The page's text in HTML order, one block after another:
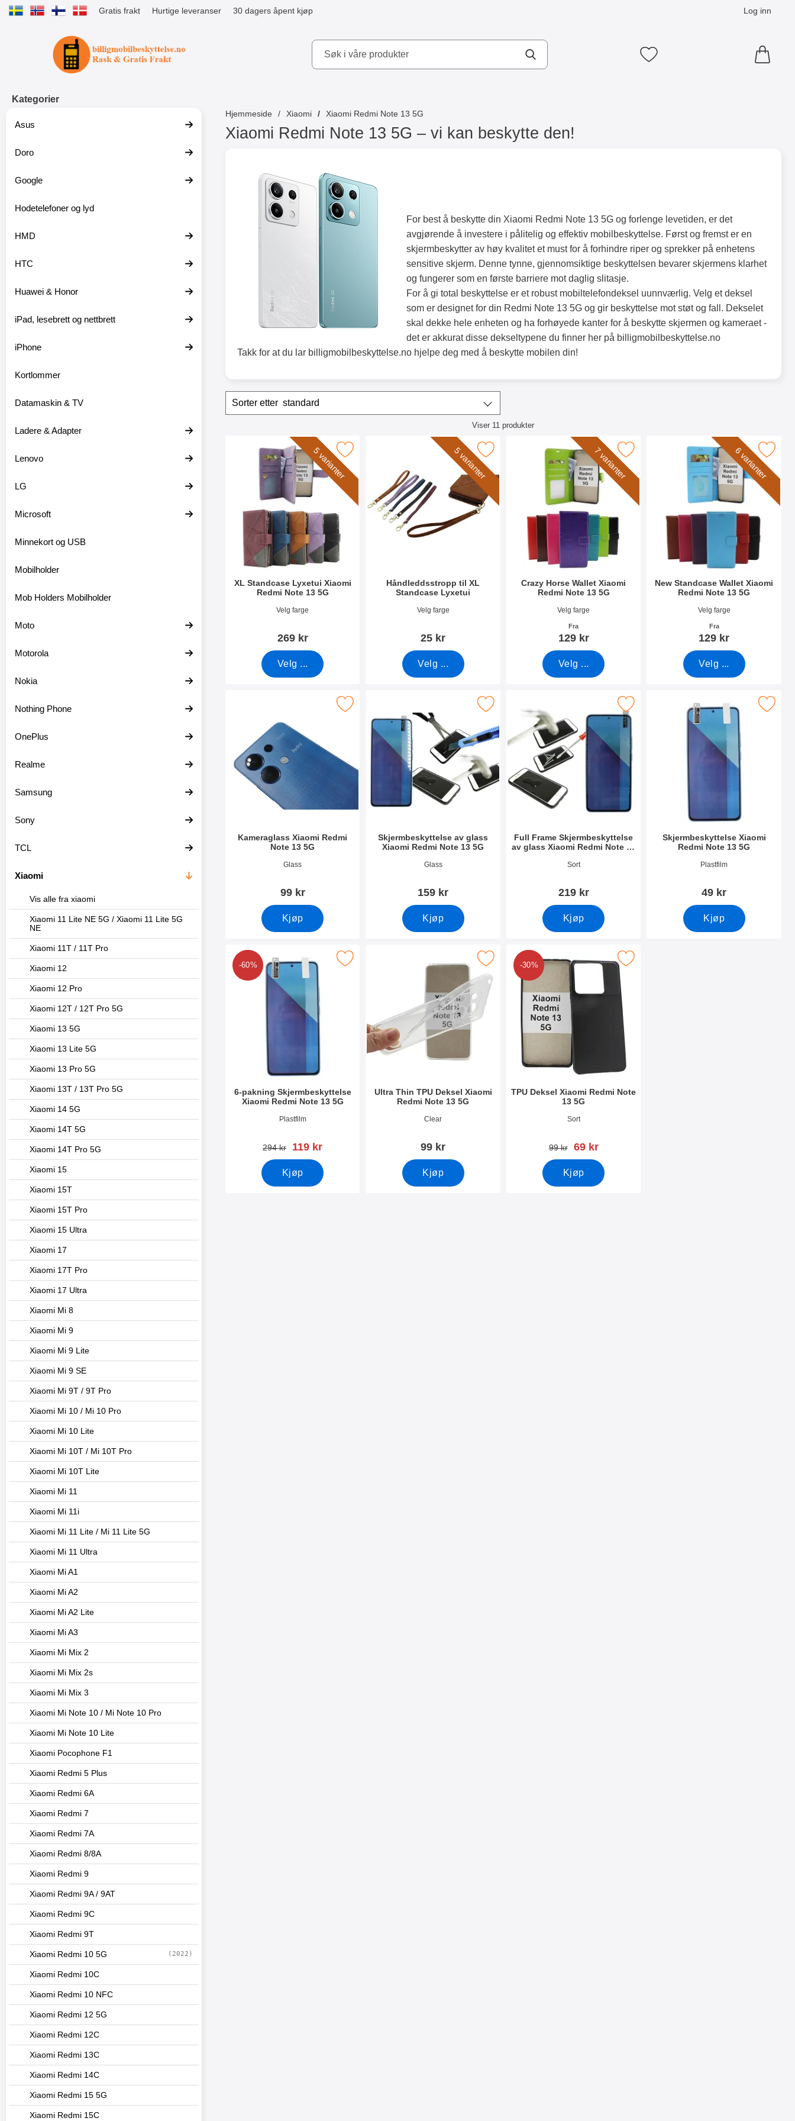
Gratis frakt Hurtige leveranser 30 dagers åpent kjøp Log inn
Startsiden for Tibro Billiga Mobilskydd AB Mine favoritter
Kategorier
Asus
Doro
Google
Hodetelefoner og lyd
HMD
HTC
Huawei & Honor
iPad, lesebrett og nettbrett
iPhone
Kortlommer
Datamaskin & TV
Ladere & Adapter
Lenovo
LG
Microsoft
Minnekort og USB
Mobilholder
Mob Holders Mobilholder
Moto
Motorola
Nokia
Nothing Phone
OnePlus
Realme
Samsung
Sony
TCL
Xiaomi
Vis alle fra xiaomi
Xiaomi 11 Lite NE 5G / Xiaomi 11 Lite 5G
NE
Xiaomi 11T / 11T Pro
Xiaomi 12
Xiaomi 12 Pro
Xiaomi 12T / 12T Pro 5G
Xiaomi 13 5G
Xiaomi 13 Lite 5G
Xiaomi 13 Pro 5G
Xiaomi 13T / 13T Pro 5G
Xiaomi 14 5G
Xiaomi 14T 5G
Xiaomi 14T Pro 5G
Xiaomi 15
Xiaomi 15T
Xiaomi 15T Pro
Xiaomi 15 Ultra
Xiaomi 17
Xiaomi 17T Pro
Xiaomi 17 Ultra
Xiaomi Mi 8
Xiaomi Mi 9
Xiaomi Mi 9 Lite
Xiaomi Mi 9 SE
Xiaomi Mi 9T / 9T Pro
Xiaomi Mi 10 / Mi 10 Pro
Xiaomi Mi 10 Lite
Xiaomi Mi 10T / Mi 10T Pro
Xiaomi Mi 10T Lite
Xiaomi Mi 11
Xiaomi Mi 11i
Xiaomi Mi 11 Lite / Mi 11 Lite 5G
Xiaomi Mi 11 Ultra
Xiaomi Mi A1
Xiaomi Mi A2
Xiaomi Mi A2 Lite
Xiaomi Mi A3
Xiaomi Mi Mix 2
Xiaomi Mi Mix 2s
Xiaomi Mi Mix 3
Xiaomi Mi Note 10 / Mi Note 10 Pro
Xiaomi Mi Note 10 Lite
Xiaomi Pocophone F1
Xiaomi Redmi 5 Plus
Xiaomi Redmi 6A
Xiaomi Redmi 7
Xiaomi Redmi 7A
Xiaomi Redmi 8/8A
Xiaomi Redmi 9
Xiaomi Redmi 9A / 9AT
Xiaomi Redmi 9C
Xiaomi Redmi 9T
Xiaomi Redmi 10 5G (2022)
Xiaomi Redmi 10C
Xiaomi Redmi 10 NFC
Xiaomi Redmi 12 5G
Xiaomi Redmi 12C
Xiaomi Redmi 13C
Xiaomi Redmi 14C
Xiaomi Redmi 15 5G
Xiaomi Redmi 15C
Hjemmeside Xiaomi Xiaomi Redmi Note 13 5G
Xiaomi Redmi Note 13 5G – vi kan beskytte den!
For best å beskytte din Xiaomi Redmi Note 13 5G og forlenge levetiden, er det
avgjørende å investere i pålitelig og effektiv mobilbeskyttelse. Først og fremst er en
skjermbeskytter av høy kvalitet et must for å forhindre riper og sprekker på enhetens
sensitive skjerm. Denne tynne, gjennomsiktige beskyttelsen bevarer skjermens klarhet
og fungerer som en første barriere mot daglig slitasje.
For å gi total beskyttelse er et robust mobiltelefondeksel uunnværlig. Velg et deksel
som er designet for din Redmi Note 13 5G og gir beskyttelse mot støt og fall. Dekselet
skal dekke hele enheten og ha forhøyede kanter for å beskytte skjermen og kameraet -
det er akkurat disse dekseltypene du finner her på billigmobilbeskyttelse.no
Takk for at du lar billigmobilbeskyttelse.no hjelpe deg med å beskytte mobilen din!
p
Filter/sorter
standard
Viser 11produkter
produktliste
5 varianter
XL Standcase Lyxetui Xiaomi
Redmi Note 13 5G
Varenummer 50061
Velg farge
269 kr
Velg ...
Merk xL Standcase Lyxetui Xiaomi Redmi Note 13 5G som favoritt
5 varianter
Håndleddsstropp til XL
Standcase Lyxetui
Varenummer 50276
Velg farge
25 kr
Velg ...
Merk håndleddsstropp til XL Standcase Lyxetui som favoritt7 varianter
Crazy Horse Wallet Xiaomi
Redmi Note 13 5G
Varenummer 50072
Velg farge
Fra
129 kr
Velg ...
Merk crazy Horse Wallet Xiaomi Redmi Note 13 5G som favoritt
6 varianter
New Standcase Wallet Xiaomi
Redmi Note 13 5G
Varenummer 50066
Velg farge
Fra
129 kr
Velg ...
Merk new Standcase Wallet Xiaomi
Kameraglass Xiaomi Redmi
Note 13 5G
Varenummer 50083
Glass
99 kr
Kjøp
Merk kameraglass Xiaomi Redmi Note 13 5G som favoritt
Skjermbeskyttelse av glass
Xiaomi Redmi Note 13 5G
Varenummer 50081
Glass
159 kr
Kjøp
Merk skjermbeskyttelse av glass Xiaomi Redmi Note 13 5G som favoritt
Full Frame Skjermbeskyttelse
av glass Xiaomi Redmi Note 13
Varenummer 50082
Sort
219 kr
Kjøp
Merk full Frame Skjermbeskyttelse av glass Xiaomi Redmi Note 13 5G som
Skjermbeskyttelse Xiaomi
Redmi Note 13 5G
Varenummer 50079
Plastfilm
49 kr
Kjøp
Merk skjermbeskyttelse Xiaomi
-60%
6-pakning Skjermbeskyttelse
Xiaomi Redmi Note 13 5G
Varenummer 50080
Plastfilm
gammel pris
294 kr ny pris
119 kr
Kjøp
Merk 6-pakning Skjermbeskyttelse Xiaomi Redmi Note 13 5G som favoritt
Ultra Thin TPU Deksel Xiaomi
Redmi Note 13 5G
Varenummer 50084
Clear
99 kr
Kjøp
Merk ultra Thin TPU Deksel Xiaomi Redmi Note 13 5G som favoritt
-30%
TPU Deksel Xiaomi Redmi Note
13 5G
Varenummer 50085
Sort
gammel pris
99 kr ny pris
69 kr
Kjøp
Merk tPU Deksel Xiaomi Redmi Note 13 5G som favoritt